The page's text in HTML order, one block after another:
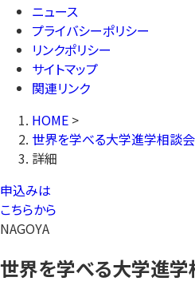
ニュース
プライバシーポリシー
リンクポリシー
サイトマップ
関連リンク
HOME >
世界を学べる大学進学相談会
詳細
申込みは
こちらから
NAGOYA
世界を学べる大学進